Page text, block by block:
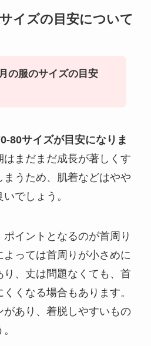
イズの目安について
の服のサイズの目安
80サイズが目安になりま
はまだまだ成長が著しくす
まうため、肌着などはやや
でしょう。
イントとなるのが首周り
っては首周りが小さめに
、丈は問題なくても、首
くなる場合もあります。
あり、着脱しやすいもの